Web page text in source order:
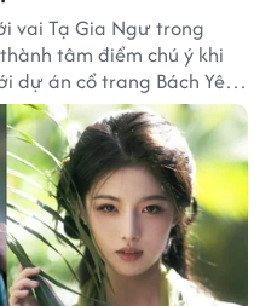
vai Tạ Gia Ngư trong
tâm điểm chú ý khi
dự án cổ trang Bách Yêu